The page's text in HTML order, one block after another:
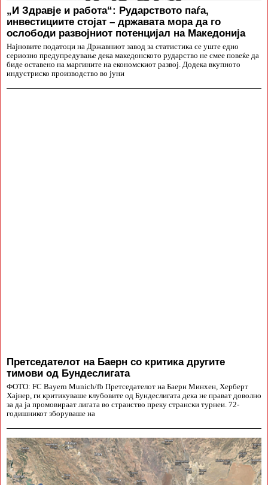
„И Здравје и работа“: Рударството паѓа,
инвестициите стојат – државата мора да го
ослободи развојниот потенцијал на Македонија
Најновите податоци на Државниот завод за статистика се уште едно
сериозно предупредување дека македонското рударство не смее повеќе да
биде оставено на маргините на економскиот развој. Додека вкупното
индустриско производство во јуни
Претседателот на Баерн со критика другите
тимови од Бундеслигата
ФОТО: FC Bayern Munich/fb Претседателот на Баерн Минхен, Херберт
Хајнер, ги критикуваше клубовите од Бундеслигата дека не прават доволно
за да ја промовираат лигата во странство преку странски турнеи. 72-
годишникот зборуваше на